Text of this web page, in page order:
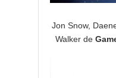
Jon Snow,
Walker de